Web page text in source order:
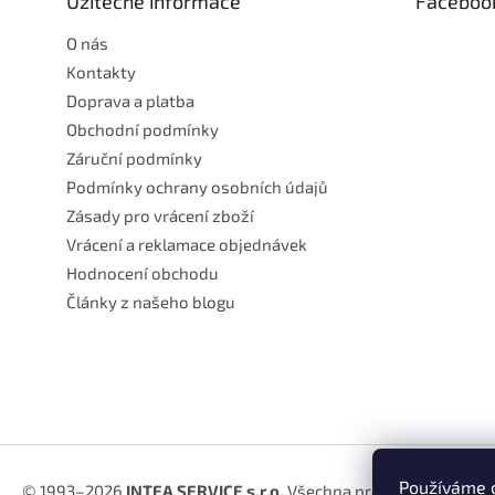
Používáme
O nás
Kontakty
Doprava a platba
Obchodní podmínky
Záruční podmínky
Podmínky ochrany osobních údajů
Zásady pro vrácení zboží
Vrácení a reklamace objednávek
Hodnocení obchodu
Články z našeho blogu
© 1993–2026 INTEA SERVICE s.r.o. Všechna práva vyhrazena.